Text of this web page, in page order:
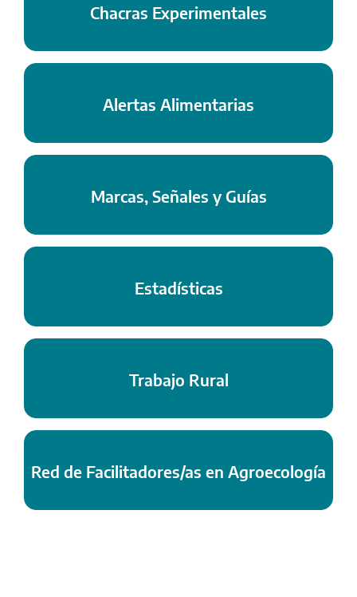
Chacras Experimentales
Alertas Alimentarias
Marcas, Señales y Guías
Estadísticas
Trabajo Rural
Red de Facilitadores/as en Agroecología